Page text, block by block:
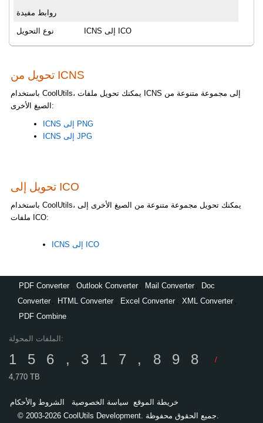
روابط مفيدة
نوع التحويل ICNS إلى ICO
تحويل من ICNS
باستخدام CoolUtils، يمكنك تحويل ملفات ICNS إلى مجموعة متنوعة من
الصيغ الأخرى:
ICNS إلى PNG
ICNS إلى JPG
تحويل إلى ICO
باستخدام CoolUtils، يمكنك تحويل مجموعة متنوعة من الصيغ الأخرى إلى
ملفات ICO:
ICNS إلى ICO
PDF Converter Outlook Converter Mail Converter
Doc
Converter
HTML Converter Excel Converter XML Converter
PDF Combine
الملفات المحولة:
156,317,898
/
4,770 TB
خريطة الموقع سياسة الخصوصية
الشروط والأحكام
© 2003-2026 CoolUtils Development. جميع الحقوق محفوظة.